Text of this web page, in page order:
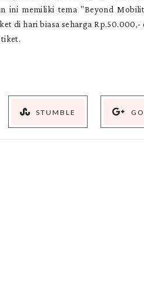
ini memiliki tema "Beyond
di hari biasa seharga
STUMBLE